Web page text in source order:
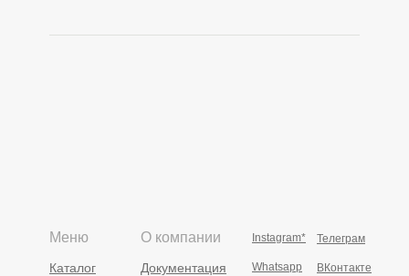
Instagram*
Whatsapp ВКонтакте
Телеграм
Меню
Каталог
О компании
Документация